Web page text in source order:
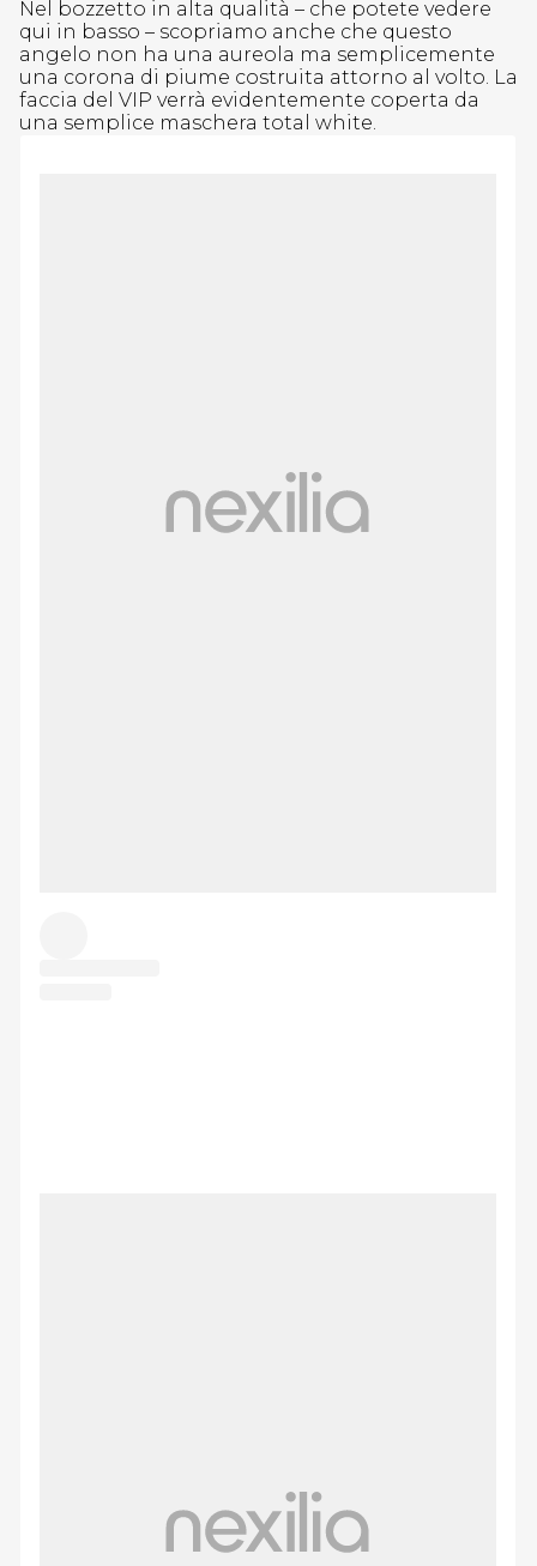
Nel bozzetto in alta qualità – che potete vedere
qui in basso – scopriamo anche che questo
angelo non ha una aureola ma semplicemente
una corona di piume costruita attorno al volto. La
faccia del VIP verrà evidentemente coperta da
una semplice maschera total white.